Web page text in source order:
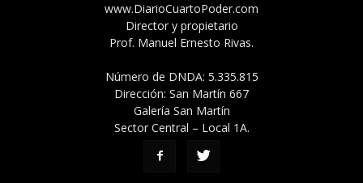
www.DiarioCuartoPoder.com
Director y propietario
Prof. Manuel Ernesto Rivas.
Número de DNDA: 5.335.815
Dirección: San Martín 667
Galería San Martín
Sector Central – Local 1A.